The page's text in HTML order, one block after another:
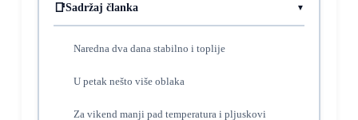
Sadržaj članka
Naredna dva dana stabilno i toplije
U petak nešto više oblaka
Za vikend manji pad temperatura i pljuskovi